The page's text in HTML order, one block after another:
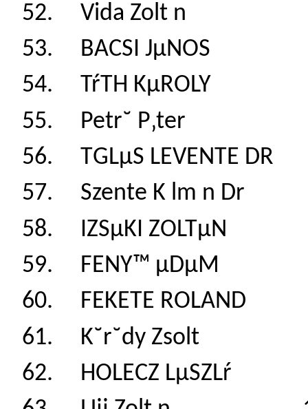
52. Vida Zolt n
53. BACSI
54. TŕTH
55. Petr˘ P‚ter
56. TGLµS
57. Szente K lm n
58. IZSµKI
59. FENY™
60. FEKETE
61. K˘r˘dy Zsolt
62. HOLECZ